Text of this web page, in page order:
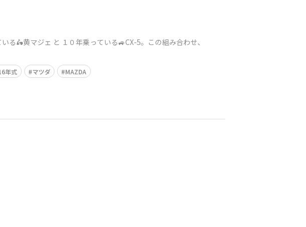
黄マジェ と １０年乗っている🚙CX-5。この組み合わせ、
年式 マツダ MAZDA